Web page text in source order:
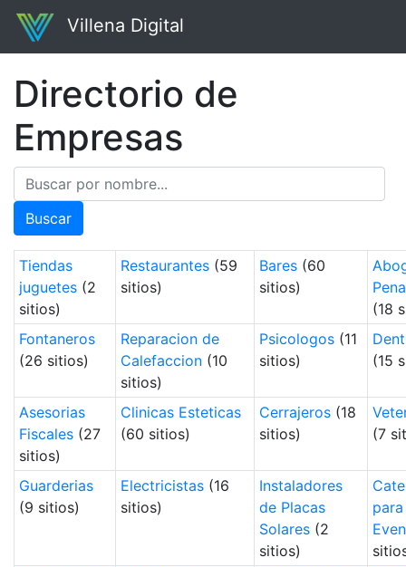
Villena Digital
Directorio de
Empresas
Buscar
Tiendas
juguetes(2
sitios)
Restaurantes(59
sitios)
Bares(60
sitios)
(18
Fontaneros
(26 sitios)
Reparacion de
Calefaccion(10
sitios)
Psicologos(11
sitios)
(15
Asesorias
Fiscales(27
sitios)
Clinicas Esteticas
(60 sitios)
Cerrajeros(18
sitios)
(7
Guarderias
(9 sitios)
Electricistas(16
sitios)
Instaladores
de Placas
Solares(2
sitios)
para